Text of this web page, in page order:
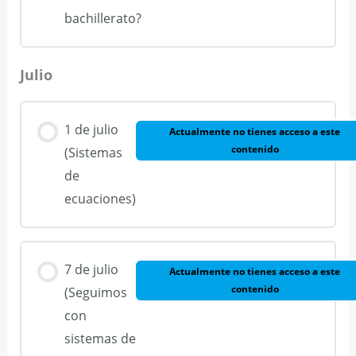
bachillerato?
Julio
1 de julio
(Sistemas
de
ecuaciones)
Actualmente no tienes acceso a este
contenido
7 de julio
(Seguimos
con
sistemas de
Actualmente no tienes acceso a este
contenido